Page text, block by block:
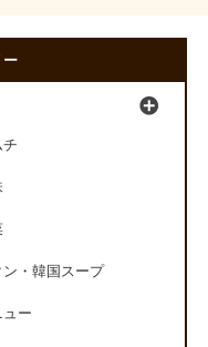
ー
チ
・韓国スープ
ー